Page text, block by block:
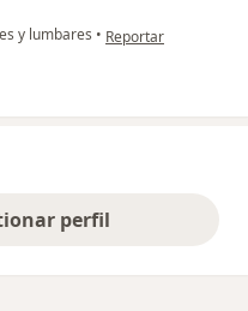
y lumbares • en opinión del
Reportar
perfil